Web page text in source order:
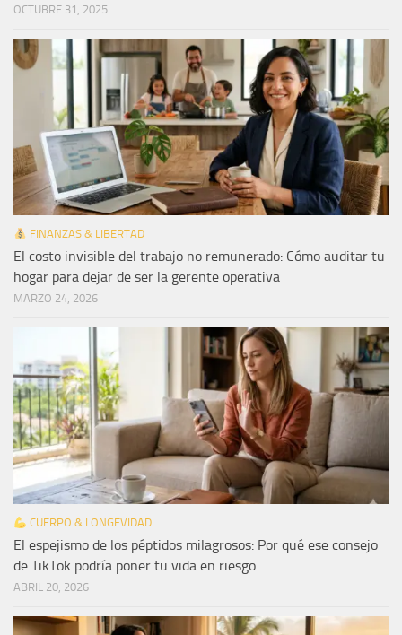
OCTUBRE 31, 2025
FINANZAS & LIBERTAD
El costo invisible del trabajo no remunerado: Cómo auditar tu
hogar para dejar de ser la gerente operativa
MARZO 24, 2026
CUERPO & LONGEVIDAD
El espejismo de los péptidos milagrosos: Por qué ese consejo
de TikTok podría poner tu vida en riesgo
ABRIL 20, 2026